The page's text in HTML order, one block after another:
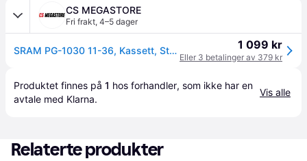
CS MEGASTORE
Fri frakt, 4–5 dager
SRAM PG-1030 11-36, Kassett, Stål, Sølv 1 099 kr
Eller 3 betalinger av 379 kr
Produktet finnes på 1 hos forhandler, som ikke har en
avtale med Klarna.
Vis alle
Relaterte produkter